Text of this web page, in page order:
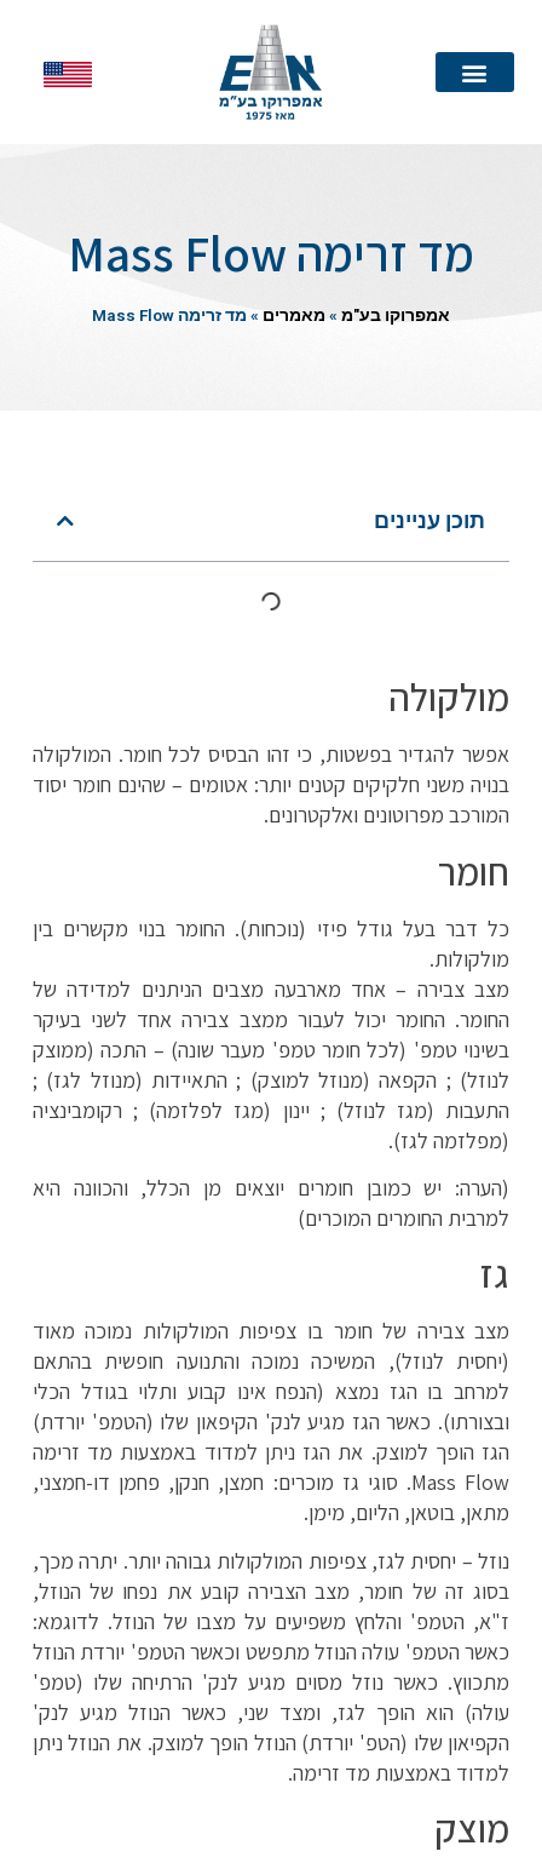
מד זרימה Mass Flow
אמפרוקו בע"מ » מאמרים » מד זרימה Mass Flow
תוכן עניינים
מולקולה
אפשר להגדיר בפשטות, כי זהו הבסיס לכל חומר. המולקולה
בנויה משני חלקיקים קטנים יותר: אטומים – שהינם חומר יסוד
המורכב מפרוטונים ואלקטרונים.
חומר
כל דבר בעל גודל פיזי (נוכחות). החומר בנוי מקשרים בין
מולקולות.
מצב צבירה – אחד מארבעה מצבים הניתנים למדידה של
החומר. החומר יכול לעבור ממצב צבירה אחד לשני בעיקר
בשינוי טמפ' (לכל חומר טמפ' מעבר שונה) – התכה (ממוצק
לנוזל) ; הקפאה (מנוזל למוצק) ; התאיידות (מנוזל לגז) ;
התעבות (מגז לנוזל) ; יינון (מגז לפלזמה) ; רקומבינציה
(מפלזמה לגז).
(הערה: יש כמובן חומרים יוצאים מן הכלל, והכוונה היא
למרבית החומרים המוכרים)
גז
מצב צבירה של חומר בו צפיפות המולקולות נמוכה מאוד
(יחסית לנוזל), המשיכה נמוכה והתנועה חופשית בהתאם
למרחב בו הגז נמצא (הנפח אינו קבוע ותלוי בגודל הכלי
ובצורתו). כאשר הגז מגיע לנק' הקיפאון שלו (הטמפ' יורדת)
הגז הופך למוצק. את הגז ניתן למדוד באמצעות מד זרימה
Mass Flow. סוגי גז מוכרים: חמצן, חנקן, פחמן דו-חמצני,
מתאן, בוטאן, הליום, מימן.
נוזל – יחסית לגז, צפיפות המולקולות גבוהה יותר. יתרה מכך,
בסוג זה של חומר, מצב הצבירה קובע את נפחו של הנוזל,
ז"א, הטמפ' והלחץ משפיעים על מצבו של הנוזל. לדוגמא:
כאשר הטמפ' עולה הנוזל מתפשט וכאשר הטמפ' יורדת הנוזל
מתכווץ. כאשר נוזל מסוים מגיע לנק' הרתיחה שלו (טמפ'
עולה) הוא הופך לגז, ומצד שני, כאשר הנוזל מגיע לנק'
הקפיאון שלו (הטפ' יורדת) הנוזל הופך למוצק. את הנוזל ניתן
למדוד באמצעות מד זרימה.
מוצק